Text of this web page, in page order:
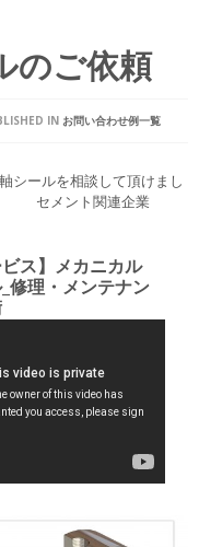
のご依頼
IN お問い合わせ例一覧
シールを相談して頂けまし
セメント関連企業
ビス】メカニカル
修理・メンテナン